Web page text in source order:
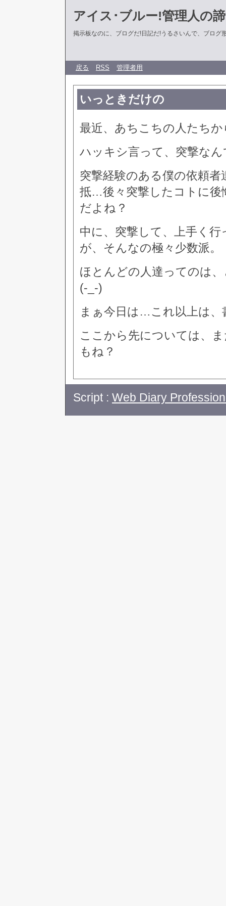
アイス･ブルー!管理人の
掲示板なのに、ブログだ!日記だ!うるさいんで、ブログ
戻る RSS 管理者用
いっときだけの
最近、あちこちの人たち
ハッキシ言って、突撃な
突撃経験のある僕の依頼
抵…後々突撃したコトに後
だよね？
中に、突撃して、上手く
が、そんなの極々少数派。
ほとんどの人達ってのは
(-_-)
まぁ今日は…これ以上は
ここから先については、
もね？
Script : Web Diary